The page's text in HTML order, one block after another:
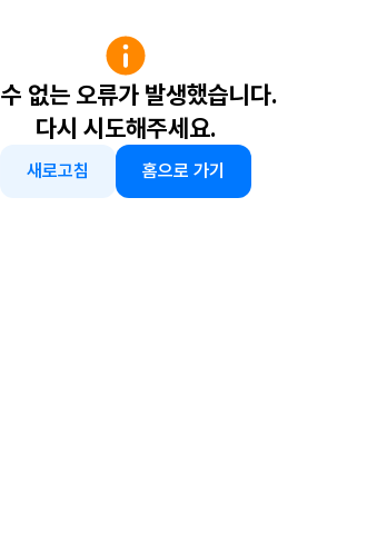
없는 오류가 발생했습니다.
다시 시도해주세요.
새로고침 홈으로 가기